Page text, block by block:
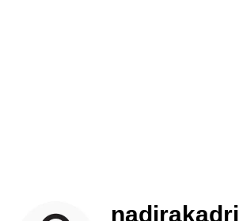
nadirakadri